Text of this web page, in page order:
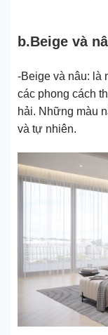
b.Beige và
-Beige và nâu: là
các phong cách
hải. Những màu
và tự nhiên.